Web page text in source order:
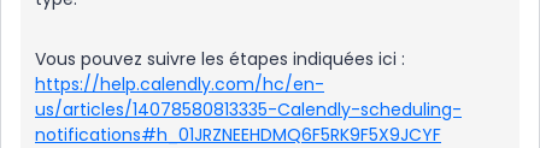
Vous pouvez suivre les étapes indiquées ici :
https://help.calendly.com/hc/en-
us/articles/14078580813335-Calendly-scheduling-
notifications#h_01JRZNEEHDMQ6F5RK9F5X9JCYF